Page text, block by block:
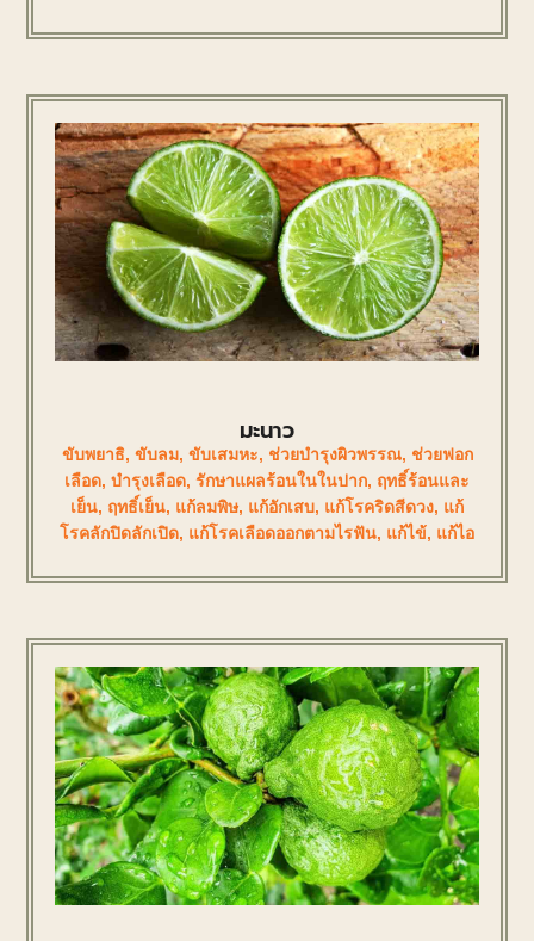
มะนาว
ขับพยาธิ, ขับลม, ขับเสมหะ, ช่วยบำรุงผิวพรรณ, ช่วยฟอก
เลือด, บำรุงเลือด, รักษาแผลร้อนในในปาก, ฤทธิ์ร้อนและ
เย็น, ฤทธิ์เย็น, แก้ลมพิษ, แก้อักเสบ, แก้โรคริดสีดวง, แก้
โรคลักปิดลักเปิด, แก้โรคเลือดออกตามไรฟัน, แก้ไข้, แก้ไอ